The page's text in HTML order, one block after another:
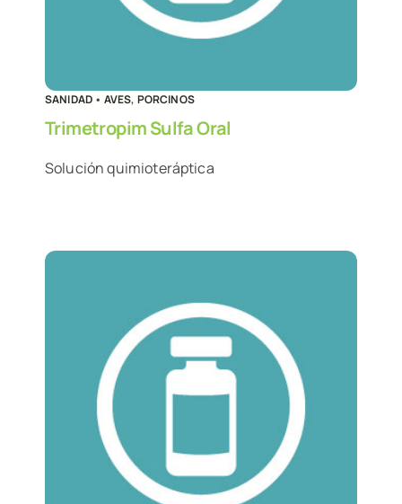
SANIDAD • AVES, PORCINOS
Trimetropim Sulfa Oral
Solución quimioteráptica